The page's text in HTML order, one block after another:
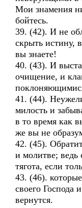
Мои знамения
бойтесь.
39. (42). И не
скрыть истину,
вы знаете!
40. (43). И
очищение, и
41. (44).
милость и
в то время как
же вы не
42. (45).
и молитве;
тягота, если
43. (46).
своего Господа
вернутся.